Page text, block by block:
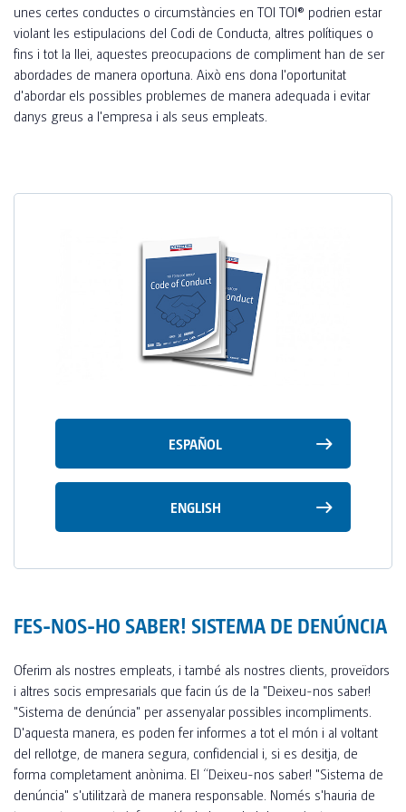
COMPLEMENTS
TOI® CARE
TOI® AIR HEATER
TOI® PIPI CONNECT X8
TOI® PIPI CONNECT X8 II
TOI® HANDS DUO
TOI® COLUMNA
TOI® HEATER
TOI® SHOWER
CONSTRUCCIÓ INDUSTRIAL
CONSTRUCCIÓ PRIVADA
SANITAT I ALLOTJAMENT PER A RECOL·LECTORS
unes certes conductes o circumstàncies en TOI TOI® podrien estar
violant les estipulacions del Codi de Conducta, altres polítiques o
fins i tot la llei, aquestes preocupacions de compliment han de ser
abordades de manera oportuna. Això ens dona l'oportunitat
d'abordar els possibles problemes de manera adequada i evitar
danys greus a l'empresa i als seus empleats.
ESPAÑOL
ENGLISH
FES-NOS-HO SABER! SISTEMA DE DENÚNCIA
Oferim als nostres empleats, i també als nostres clients, proveïdors
i altres socis empresarials que facin ús de la "Deixeu-nos saber!
"Sistema de denúncia" per assenyalar possibles incompliments.
D'aquesta manera, es poden fer informes a tot el món i al voltant
del rellotge, de manera segura, confidencial i, si es desitja, de
forma completament anònima. El “Deixeu-nos saber! "Sistema de
denúncia" s'utilitzarà de manera responsable. Només s'hauria de